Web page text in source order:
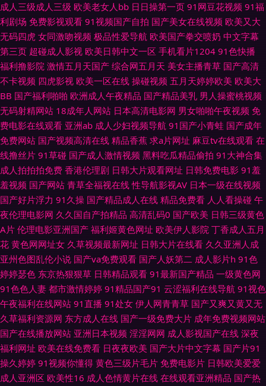
日日摸 五月丁香福利影院 国产夫妻3p网站 福利社三分钟 爱豆传媒AV 男人
天堂av大片 色宅男宅女91 黑人操小萝莉 超碰大香蕉99 白丝无码自慰91 91
试看 www高清日韩 岛国av在线看 狠狠撸123 天天干天天添 欧美另类色 日韩
三级片不卡 AV日韩网址 欧美在线免费观看 玖玖福利社 欧美剧情一级片 蜜臀
91色 日本免费在线视频 97人人擦 91传媒 午夜AV影院 大香蕉少妇 欧美的精
品的视频 日本黄123区 国产TS直男 综合精品系列 日韩无码四区 国产25页 欧
美操逼一区二区 www99热 91网在在线播放 午夜剧场三级毛片 91在线观 日
日夜夜欢毛片 韩国激情视频网站 国产91在线播放 成人伊人丫视频 亚洲东方
色图 青青草视频污 久久精品在线 av色天堂 国产高清在线视频 少妇影院在线
黄色电影导航 超碰97最新更新 久草老女合集在线 91超碰人妻 欧美综合另类
韩日不卡三级片 欧美a级片一区 91经典视频观看 99这有精品 天天干天天日
91国产下载 97狼友基地 中文字幕色色无码 偷拍福利 日韩久久AV网站 黄色A
级做爱影视 传媒AV导航 亚洲色图h网 人妖伪娘在线视频 亚洲色图制服 亚洲
成人三级成人三级 欧美老女人bb 日日操第一页 91网豆花视频 91福
利剧场 免费影视观看 91视频国产自拍 国产美女在线视频 欧美又大
无码四虎 女同激吻视频 极品性爱导航 欧美国产拳交喷奶 中文字幕
第三页 超碰成人影视 欧美日韩中文一区 手机看片1204 91色快播
福利撸影院 激情五月天国产 综合网五月天 美女主播青草 国产高清
不卡视频 四虎影视 欧美一区在线 操碰视频 五月天婷婷欧美 欧美大
BB 国产福利啪啪 欧洲成人午夜精品 国产精品美乳 男人操蜜桃视频
无码射精网站 18成年人网站 日本高清电影网 男女啪啪午夜视频 免
费电影在线观看 亚洲ab 成人少妇视频导航 91国产小青蛙 国产成年
免费网站 国产视频高清在线 精品香蕉 求a片网址 麻豆tv在线观看 在
线撸丝片 91草碰 国产成人激情视频 黑料吃瓜精品偷拍 91大神合集
成人拍拍拍免费 香港伦理剧 日韩大片观看网址 日韩免费电影 91羞
羞视频 国产网站 青草全福视在线 性导航影视AV 日本一级在线视频
国产好片浮力 91久操 国产精品成人在线 精品免费看 人人看操碰 午
夜伦理电影网 久久国自产拍精品 高清乱码0 国产欧美 日韩三级黄色
A片 伦理电影亚洲国产 福利姬黄色网址 欧美伊人影院 丁香成人五月
花 黄色网网址女 久草视频最新网址 日韩大片在线看 久久亚洲人成
亚州色图乱伦小说 国产va免费观看 国产人妖第二 成人影片h 91色
婷婷瑟色 东京热狠狠草 日韩精品观看 91最新国产精品 一级黄色网
91色色人妻 都市激情婷婷 91精品国产91 云涩福利在线导航 91视色
午夜福利在线网站 91直播 91处女 伊人网青青草 国产又爽又黄又无
久草福利资源网 东方成人在线 国产一级免费大片 成年免费视频网站
国产在线播放网站 亚洲日本视频 淫淫网网 成人影视国产在线 深夜
福利网址 欧美在线免费看 日夜夜欧美 国产大片中文字幕 国产片91
操久婷婷 91视频你懂得 黄色三级片毛片 免费电影片 日韩欧美爱爱
成人亚洲区 欧美性16 成人色情黄片在线 在线观看亚洲精品 国产热